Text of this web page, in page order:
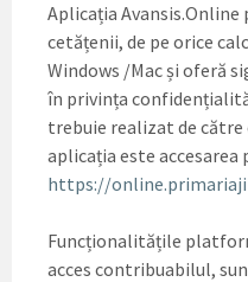
Aplicația
cetățenii, de pe orice
Windows /Mac și oferă
în privința
trebuie realizat de
aplicația este accesarea
https://
Funcționalitățile
acces contribuabilul,